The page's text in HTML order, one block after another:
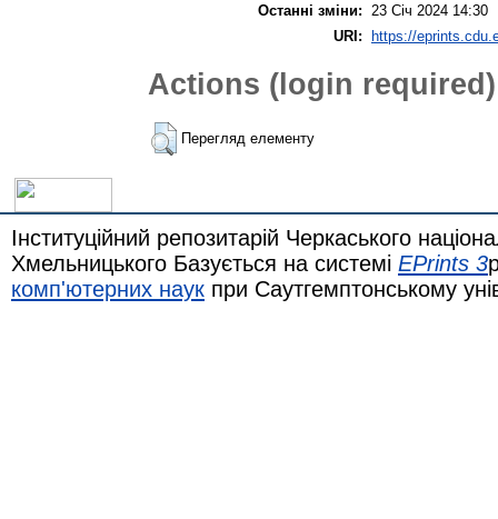
Останні зміни:
23 Січ 2024 14:30
URI: https://
Actions (login required)
Перегляд елементу
Інституційний репозитарій Черкаського
Хмельницького Базується на системі EPrints 3
комп'ютерних наук при Саутгемптонському